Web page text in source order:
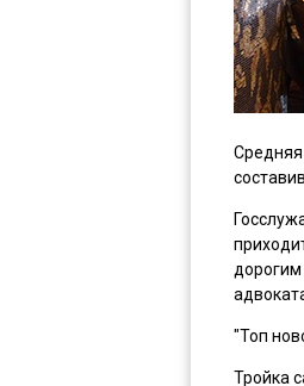
Средняя
"Топ
Тройка